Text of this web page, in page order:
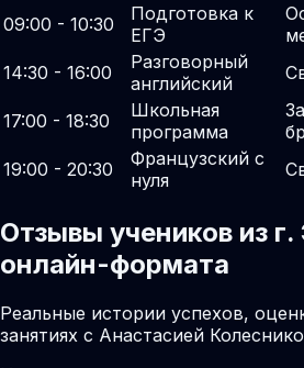
09:00 - 10:30
Подготовка к
ЕГЭ
14:30 - 16:00
Разговорный
английский
17:00 - 18:30
Школьная
программа
19:00 - 20:30
Французский с
нуля
Отзывы учеников из г.
онлайн-формата
Реальные истории успехов,
занятиях с Анастасией